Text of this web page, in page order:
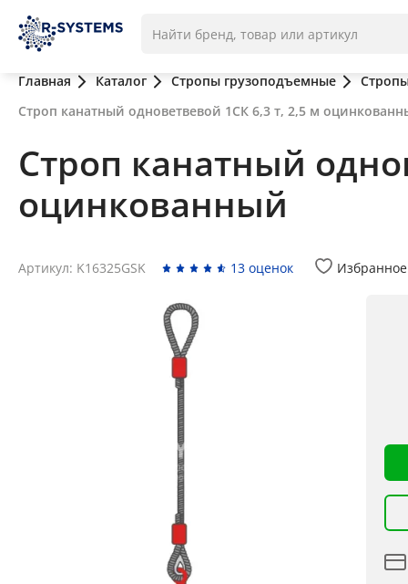
Главная Каталог Стропы грузоподъемные
Строп канатный одноветвевой 1СК 6,3 т, 2,5 м
Строп канатный
оцинкованный
Артикул: K16325GSK 13 оценок Избранное